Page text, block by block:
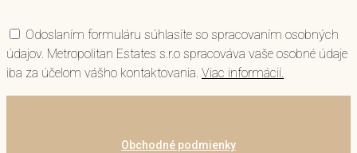
Odoslaním formuláru súhlasíte so spracovaním osobných
údajov. Metropolitan Estates s.r.o spracováva vaše osobné údaje
iba za účelom vášho kontaktovania. Viac informácií.
Obchodné podmienky